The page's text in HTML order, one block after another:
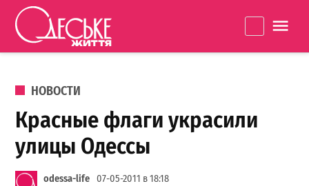
Перейти к содержанию
життя
ОПУБЛИКОВАНО В
НОВОСТИ
Красные флаги украсили
улицы Одессы
odessa-life 07-05-2011 в 18:18